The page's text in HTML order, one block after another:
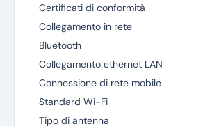
Certificati di conformità
Collegamento in rete
Bluetooth
Collegamento ethernet LAN
Connessione di rete mobile
Standard Wi-Fi
Tipo di antenna